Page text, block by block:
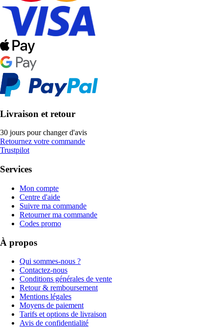
Livraison et retour
30 jours pour changer d'avis
Retournez votre commande
Trustpilot
Services
Mon compte
Centre d'aide
Suivre ma commande
Retourner ma commande
Codes promo
À propos
Qui sommes-nous ?
Contactez-nous
Conditions générales de vente
Retour & remboursement
Mentions légales
Moyens de paiement
Tarifs et options de livraison
Avis de confidentialité